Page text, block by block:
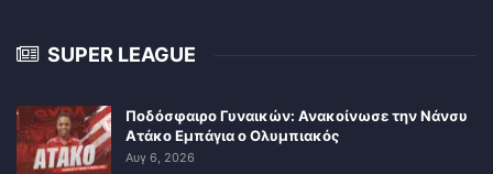
SUPER LEAGUE
Ποδόσφαιρο Γυναικών: Ανακοίνωσε την Νάνσυ
Ατάκο Εμπάγια ο Ολυμπιακός
Αυγ 6, 2026